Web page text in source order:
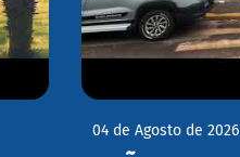
04 de Agosto de 2026